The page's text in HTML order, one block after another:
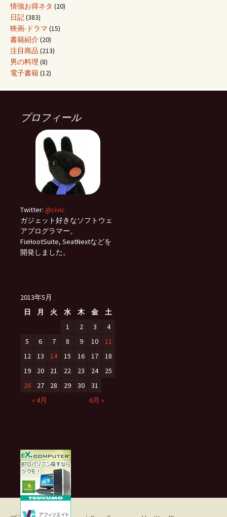
情強お得ネタ (20)
日記(383)
映画-ドラマ (15)
書籍紹介(20)
注目商品 (213)
男の料理 (8)
電子書籍(12)
プロフィール
Twitter: @civic
ガジェット好きなソフトウェ
アプログラマー。
FixHootSuite, SeatNextなどを
開発しました。
2013年5月
日
月 火 水 木 金
土
1
2 3
4
5
6 7 8 9 10
11
12
13 14 15 16 17
18
19
20 21 22 23 24
25
26
27 28 29 30
31
« 4月
6月 »